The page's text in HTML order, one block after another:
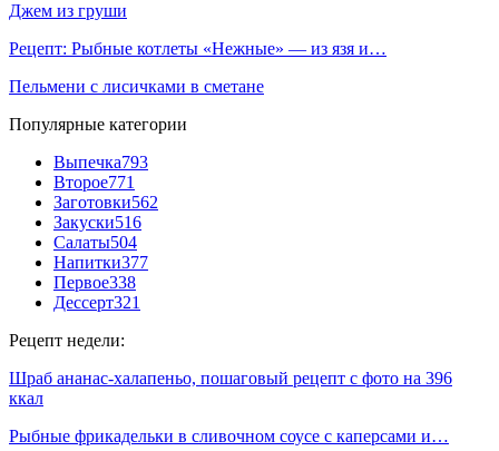
Джем из груши
Рецепт: Рыбные котлеты «Нежные» — из язя и…
Пельмени с лисичками в сметане
Популярные категории
Выпечка793
Второе771
Заготовки562
Закуски516
Салаты504
Напитки377
Первое338
Дессерт321
Рецепт недели:
Шраб ананас-халапеньо, пошаговый рецепт с фото на 396
ккал
Рыбные фрикадельки в сливочном соусе с каперсами и…